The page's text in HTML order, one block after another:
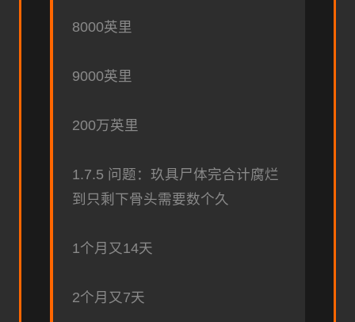
8000英里
9000英里
200万英里
1.7.5 问题：玖具尸体完合计腐烂
到只剩下骨头需要数个久
1个月又14天
2个月又7天